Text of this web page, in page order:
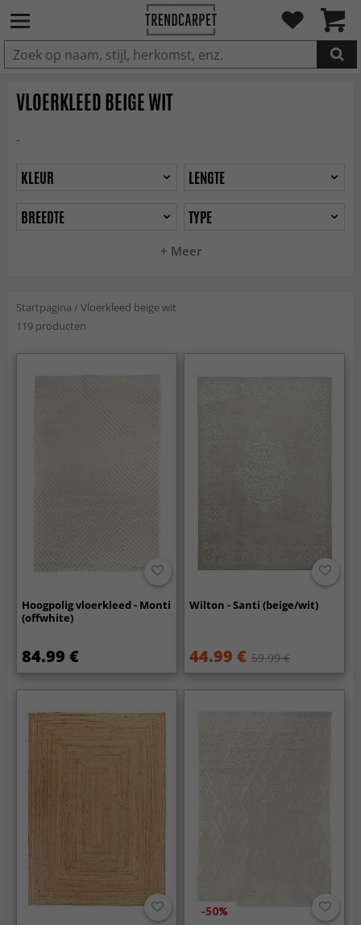
IN DE WINKELWAGEN GELEGD
VLOERKLEED BEIGE WIT
-
+ Meer
KLEUR
LENGTE
BREEDTE
TYPE
Startpagina /Vloerkleed beige wit
119 producten
Hoogpolig vloerkleed - Monti
(offwhite)
84.99 €
Wilton - Santi (beige/wit)
44.99 € 59.99 €
-50%